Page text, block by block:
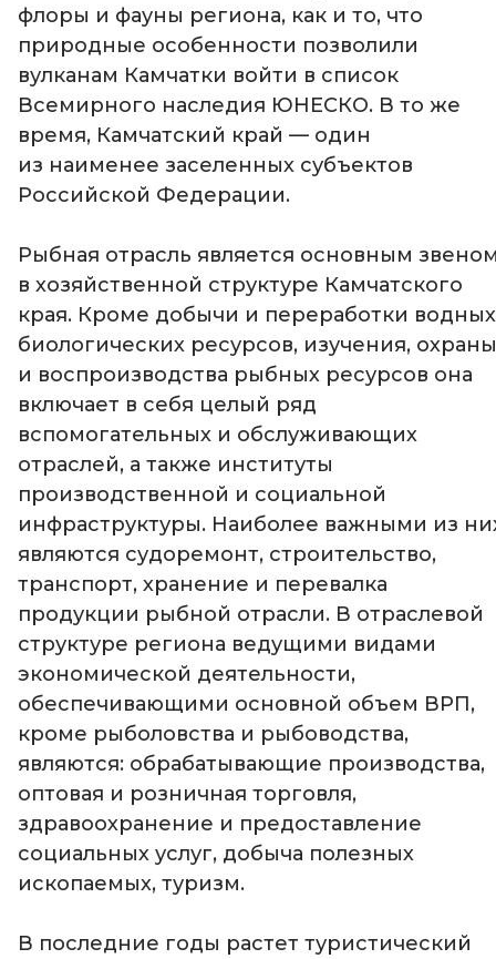
флоры и фауны региона, как и то, что
природные особенности позволили
вулканам Камчатки войти в список
Всемирного наследия ЮНЕСКО. В то же
время, Камчатский край — один
из наименее заселенных субъектов
Российской Федерации.
Рыбная отрасль является основным
в хозяйственной структуре Камчатского
края. Кроме добычи и переработки водных
биологических ресурсов, изучения, охраны
и воспроизводства рыбных ресурсов она
включает в себя целый ряд
вспомогательных и обслуживающих
отраслей, а также институты
производственной и социальной
инфраструктуры. Наиболее важными из
являются судоремонт, строительство,
транспорт, хранение и перевалка
продукции рыбной отрасли. В отраслевой
структуре региона ведущими видами
экономической деятельности,
обеспечивающими основной объем ВРП,
кроме рыболовства и рыбоводства,
являются: обрабатывающие производства,
оптовая и розничная торговля,
здравоохранение и предоставление
социальных услуг, добыча полезных
ископаемых, туризм.
В последние годы растет туристический